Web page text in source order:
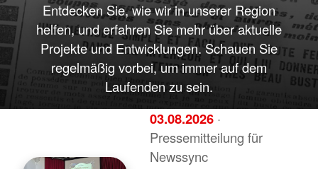
Entdecken Sie, wie wir in unserer Region
helfen, und erfahren Sie mehr über aktuelle
Projekte und Entwicklungen. Schauen Sie
regelmäßig vorbei, um immer auf dem
Laufenden zu sein.
03.08.2026 ·
Pressemitteilung für
Newssync